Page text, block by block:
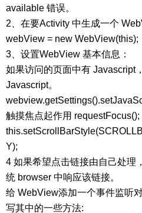
available 错误。
2、在要Activity 中生成一个
webView = new WebView(this);
3、设置WebView 基本信息：
如果访问的页面中有 Javascript
Javascript。
触摸焦点起作用 requestFocus();
Y);
4 如果希望点击链接由自己处理
统 browser 中响应该链接。
给 WebView添加一个事件监听
写其中的一些方法: